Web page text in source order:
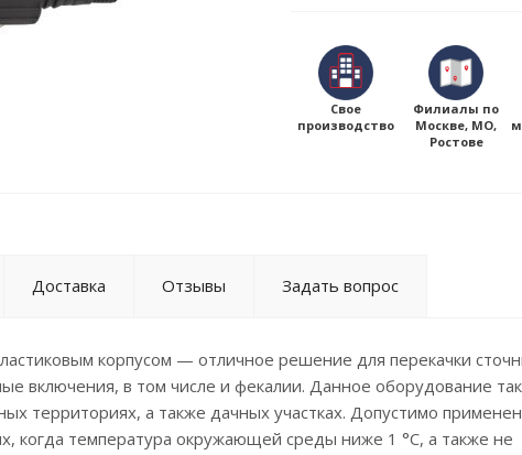
Свое
производство
Филиалы по
Москве, МО,
Ростове
Доставка Отзывы Задать вопрос
корпусом — отличное решение для перекачки
включения, в том числе и фекалии. Данное оборудование
территориях, а также дачных участках. Допустимо
когда температура окружающей среды ниже 1 °C, а также не